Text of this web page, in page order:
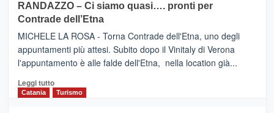
IL
NUOVO
SUMMER
CLUB
VIAGRANDE
(Ct)
–
Benanti
presenta
“Vino
&
Cultura
RANDAZZO – Ci siamo quasi…. pronti per
Contrade dell’Etna
MICHELE LA ROSA - Torna Contrade dell'Etna, uno degli
appuntamenti più attesi. Subito dopo il Vinitaly di Verona
l'appuntamento è alle falde dell'Etna, nella location già...
Leggi tuttoLeggi
di
Catania Turismo